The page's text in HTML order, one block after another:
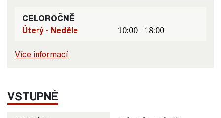
CELOROČNĚ
Úterý - Neděle
10:00 - 18:00
Více informací
VSTUPNÉ